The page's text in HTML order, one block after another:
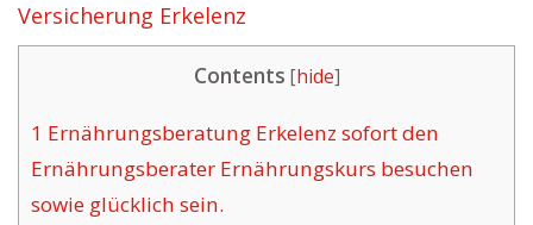
Versicherung Erkelenz
Contents [hide]
1 Ernährungsberatung Erkelenz sofort den
Ernährungsberater Ernährungskurs besuchen
sowie glücklich sein.